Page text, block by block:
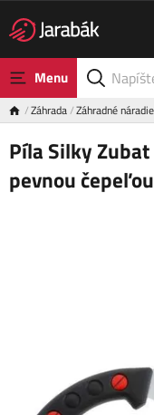
Menu
Záhrada Záhradné náradie
Píla Silky
pevnou čepeľou